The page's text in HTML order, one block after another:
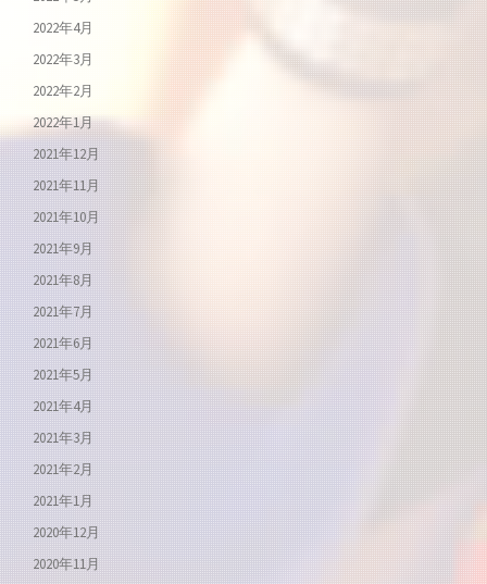
2022年4月
2022年3月
2022年2月
2022年1月
2021年12月
2021年11月
2021年10月
2021年9月
2021年8月
2021年7月
2021年6月
2021年5月
2021年4月
2021年3月
2021年2月
2021年1月
2020年12月
2020年11月